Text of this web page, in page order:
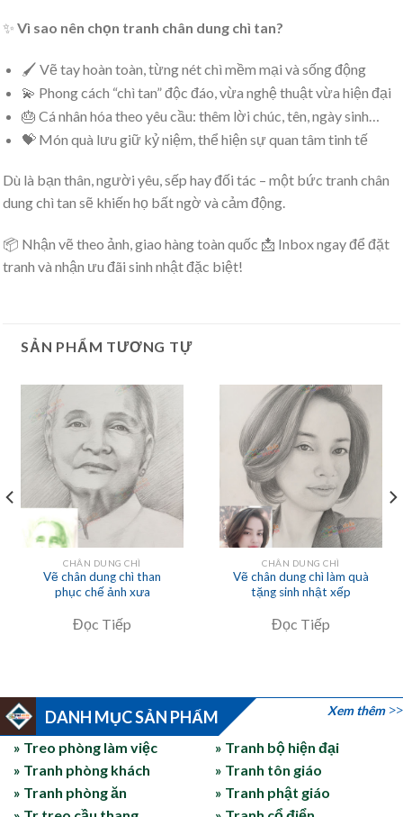
✨ Vì sao nên chọn tranh chân dung chì tan?
🖌️ Vẽ tay hoàn toàn, từng nét chì mềm mại và sống động
💫 Phong cách “chì tan” độc đáo, vừa nghệ thuật vừa hiện đại
🎂 Cá nhân hóa theo yêu cầu: thêm lời chúc, tên, ngày sinh…
💝 Món quà lưu giữ kỷ niệm, thể hiện sự quan tâm tinh tế
Dù là bạn thân, người yêu, sếp hay đối tác – một bức tranh chân
dung chì tan sẽ khiến họ bất ngờ và cảm động.
📦 Nhận vẽ theo ảnh, giao hàng toàn quốc 📩 Inbox ngay để đặt
tranh và nhận ưu đãi sinh nhật đặc biệt!
SẢN PHẨM TƯƠNG TỰ
CHÂN DUNG CHÌ
Vẽ chân dung chì than
phục chế ảnh xưa
Đọc Tiếp
CHÂN DUNG CHÌ
Vẽ chân dung chì làm quà
tặng sinh nhật xếp
Đọc Tiếp
DANH MỤC SẢN PHẨM Xem thêm
» Treo phòng làm việc
» Tranh phòng khách
» Tranh phòng ăn
» Tranh bộ hiện đại
» Tranh tôn giáo
» Tranh phật giáo